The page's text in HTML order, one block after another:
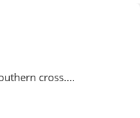
cross....